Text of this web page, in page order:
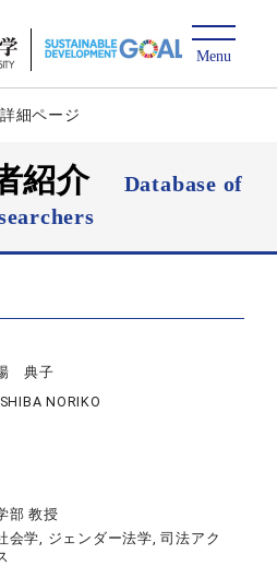
詳細ページ
紹介
Database of
典子
NORIKO
部 教授
会学, ジェンダー法学, 司法アク